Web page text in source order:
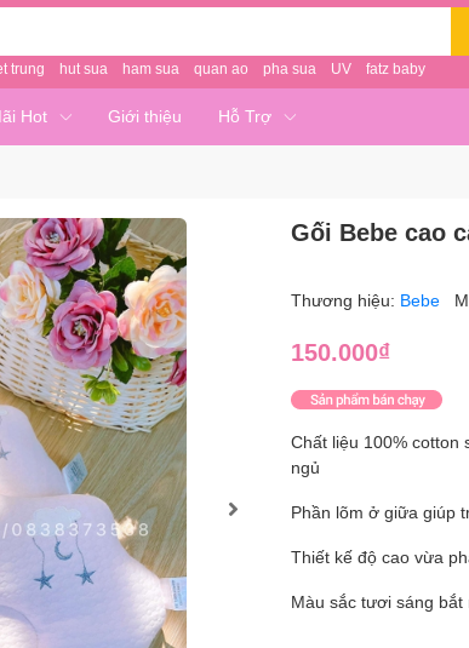
trung hut sua ham sua quan ao pha sua UV fatz baby
Hot Giới thiệu Hỗ Trợ
Gối Bebe cao
Thương hiệu: Bebe
150.000₫
Chất liệu 100% cotton
ngủ
Phần lõm ở giữa giúp
Thiết kế độ cao vừa
Màu sắc tươi sáng bắt